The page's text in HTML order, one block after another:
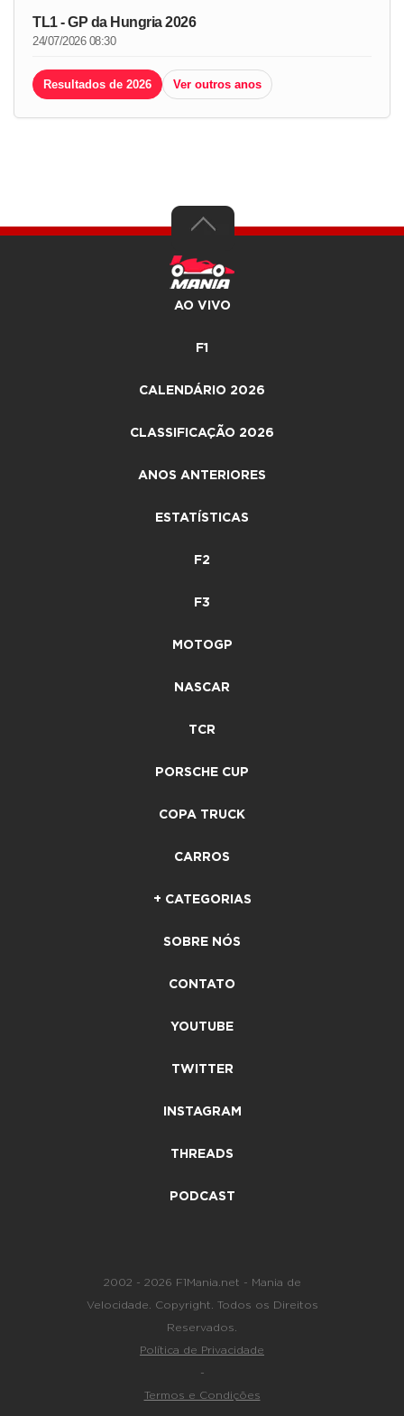
TL1 - GP da Hungria 2026
24/07/2026 08:30
Resultados de 2026 Ver outros anos
AO VIVO
F1
CALENDÁRIO 2026
CLASSIFICAÇÃO 2026
ANOS ANTERIORES
ESTATÍSTICAS
F2
F3
MOTOGP
NASCAR
TCR
PORSCHE CUP
COPA TRUCK
CARROS
+ CATEGORIAS
SOBRE NÓS
CONTATO
YOUTUBE
TWITTER
INSTAGRAM
THREADS
PODCAST
2002 - 2026 F1Mania.net - Mania de
Velocidade. Copyright. Todos os Direitos
Reservados.
Política de Privacidade
-
Termos e Condições